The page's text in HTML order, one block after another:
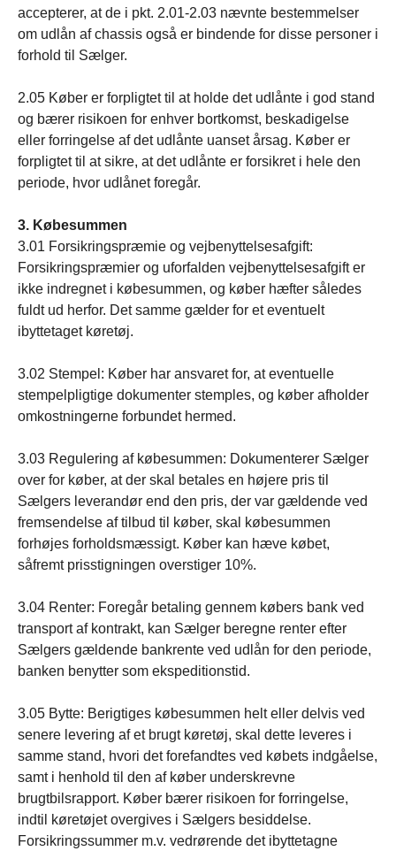
accepterer, at de i pkt. 2.01-2.03 nævnte bestemmelser
om udlån af chassis også er bindende for disse personer i
forhold til Sælger.
2.05 Køber er forpligtet til at holde det udlånte i god stand
og bærer risikoen for enhver bortkomst, beskadigelse
eller forringelse af det udlånte uanset årsag. Køber er
forpligtet til at sikre, at det udlånte er forsikret i hele den
periode, hvor udlånet foregår.
3. Købesummen
3.01 Forsikringspræmie og vejbenyttelsesafgift:
Forsikringspræmier og uforfalden vejbenyttelsesafgift er
ikke indregnet i købesummen, og køber hæfter således
fuldt ud herfor. Det samme gælder for et eventuelt
ibyttetaget køretøj.
3.02 Stempel: Køber har ansvaret for, at eventuelle
stempelpligtige dokumenter stemples, og køber afholder
omkostningerne forbundet hermed.
3.03 Regulering af købesummen: Dokumenterer Sælger
over for køber, at der skal betales en højere pris til
Sælgers leverandør end den pris, der var gældende ved
fremsendelse af tilbud til køber, skal købesummen
forhøjes forholdsmæssigt. Køber kan hæve købet,
såfremt prisstigningen overstiger 10%.
3.04 Renter: Foregår betaling gennem købers bank ved
transport af kontrakt, kan Sælger beregne renter efter
Sælgers gældende bankrente ved udlån for den periode,
banken benytter som ekspeditionstid.
3.05 Bytte: Berigtiges købesummen helt eller delvis ved
senere levering af et brugt køretøj, skal dette leveres i
samme stand, hvori det forefandtes ved købets indgåelse,
samt i henhold til den af køber underskrevne
brugtbilsrapport. Køber bærer risikoen for forringelse,
indtil køretøjet overgives i Sælgers besiddelse.
Forsikringssummer m.v. vedrørende det ibyttetagne